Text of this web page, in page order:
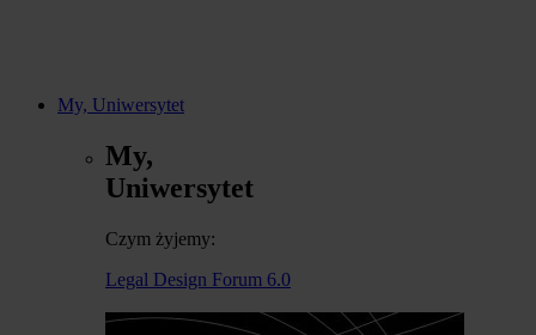
My, Uniwersytet
My,
Uniwersytet
Czym żyjemy:
Legal Design Forum 6.0